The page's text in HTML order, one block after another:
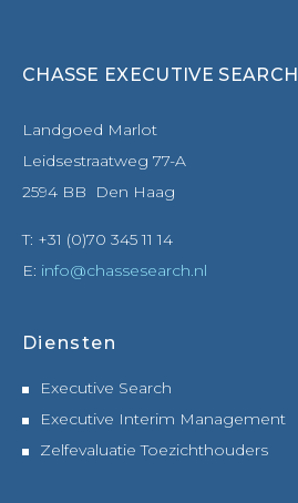
CHASSE EXECUTIVE SEARCH
Landgoed Marlot
Leidsestraatweg 77-A
2594 BB Den Haag
T: +31 (0)70 345 11 14
E: info@chassesearch.nl
Diensten
Executive Search
Executive Interim Management
Zelfevaluatie Toezichthouders